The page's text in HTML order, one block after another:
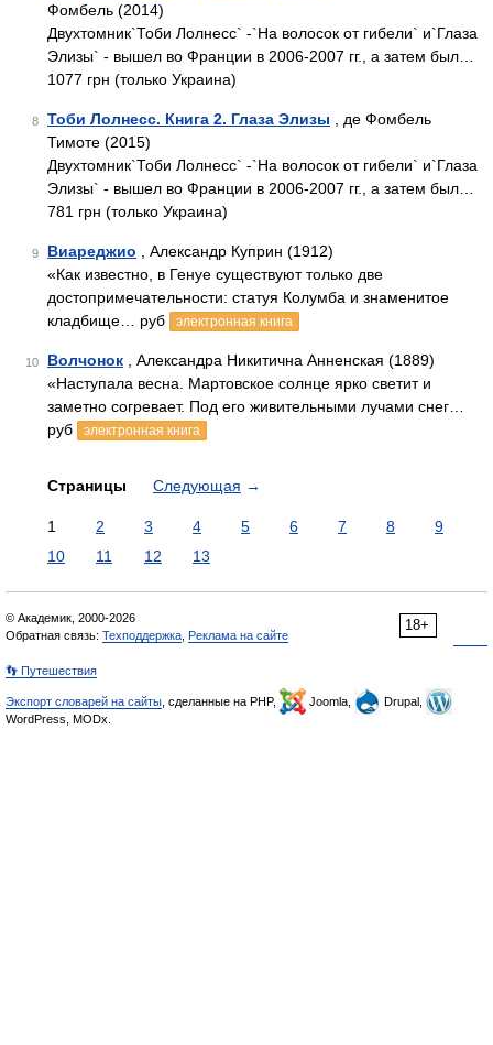
Фомбель (2014)
Двухтомник`Тоби Лолнесс` -`На волосок от гибели` и`Глаза
Элизы` - вышел во Франции в 2006-2007 гг., а затем был…
1077 грн (только Украина)
8 Тоби Лолнесс. Книга 2. Глаза Элизы , де Фомбель
Тимоте (2015)
Двухтомник`Тоби Лолнесс` -`На волосок от гибели` и`Глаза
Элизы` - вышел во Франции в 2006-2007 гг., а затем был…
781 грн (только Украина)
9 Виареджио , Александр Куприн (1912)
«Как известно, в Генуе существуют только две
достопримечательности: статуя Колумба и знаменитое
кладбище… руб
электронная книга
10 Волчонок , Александра Никитична Анненская (1889)
«Наступала весна. Мартовское солнце ярко светит и
заметно согревает. Под его живительными лучами снег…
руб
электронная книга
Страницы Следующая →
1 2 3 4 5 6 7 8
9
10
11 12 13
18+
© Академик, 2000-2026
Обратная связь: Техподдержка Реклама на сайте
👣 Путешествия
Экспорт словарей на сайты , сделанные на PHP, Joomla,
Drupal,
WordPress, MODx.